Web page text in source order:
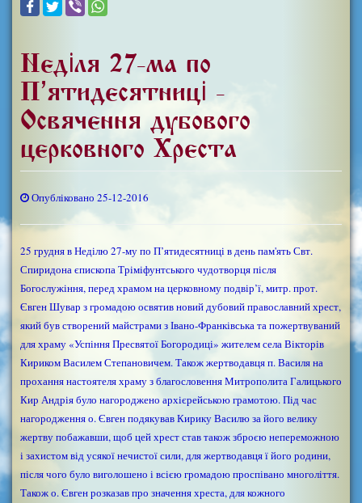
Неділя 27-ма по
П’ятидесятниці -
Освячення дубового
церковного Хреста
Опубліковано 25-12-2016
25 грудня в Неділю 27-му по П’ятидесятниці в день пам'ять Свт.
Спиридона єпископа Тріміфунтського чудотворця після
Богослужіння, перед храмом на церковному подвір’ї, митр. прот.
Євген Шувар з громадою освятив новий дубовий православний хрест,
який був створений майстрами з Івано-Франківська та пожертвуваний
для храму «Успіння Пресвятої Богородиці» жителем села Вікторів
Кириком Василем Степановичем. Також жертводавця п. Василя на
прохання настоятеля храму з благословення Митрополита Галицького
Кир Андрія було нагороджено архієрейською грамотою. Під час
нагородження о. Євген подякував Кирику Василю за його велику
жертву побажавши, щоб цей хрест став також зброєю непереможною
і захистом від усякої нечистої сили, для жертводавця ї його родини,
після чого було виголошено і всією громадою проспівано многоліття.
Також о. Євген розказав про значення хреста, для кожного